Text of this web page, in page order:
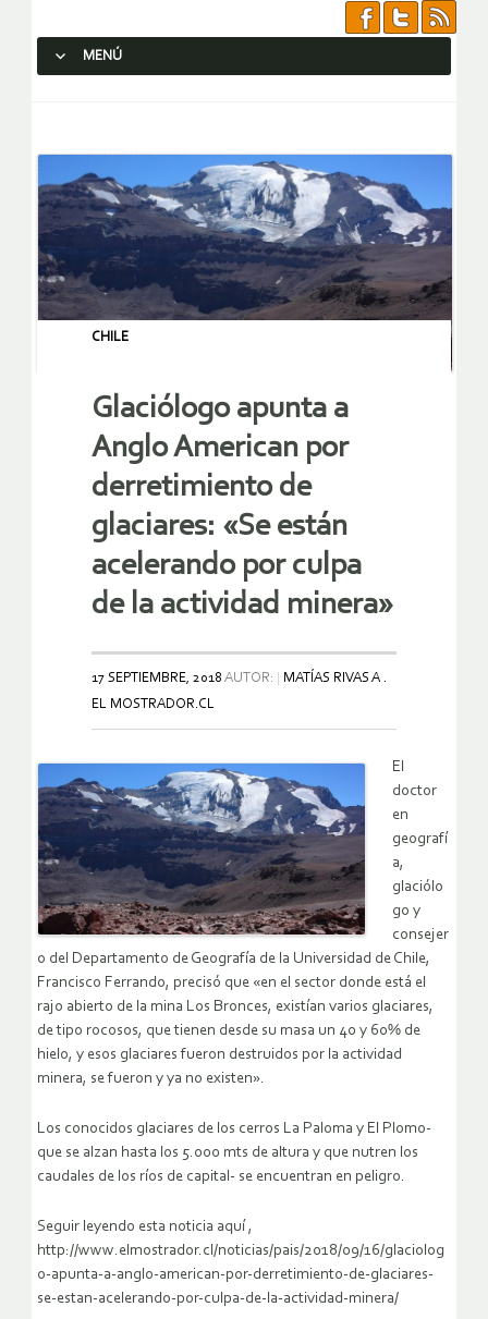
MENÚ
CHILE
Glaciólogo apunta a
Anglo American por
derretimiento de
glaciares: «Se están
acelerando por culpa
de la actividad minera»
17 SEPTIEMBRE, 2018 AUTOR:
MATÍAS RIVAS A .
EL MOSTRADOR.CL
El
doctor
en
geografí
a,
glaciólo
go y
consejer
o del Departamento de Geografía de la Universidad de Chile,
Francisco Ferrando, precisó que «en el sector donde está el
rajo abierto de la mina Los Bronces, existían varios glaciares,
de tipo rocosos, que tienen desde su masa un 40 y 60% de
hielo, y esos glaciares fueron destruidos por la actividad
minera, se fueron y ya no existen».
Los conocidos glaciares de los cerros La Paloma y El Plomo-
que se alzan hasta los 5.000 mts de altura y que nutren los
caudales de los ríos de capital- se encuentran en peligro.
Seguir leyendo esta noticia aquí ,
http://www.elmostrador.cl/noticias/pais/2018/09/16/glaciolog
o-apunta-a-anglo-american-por-derretimiento-de-glaciares-
se-estan-acelerando-por-culpa-de-la-actividad-minera/